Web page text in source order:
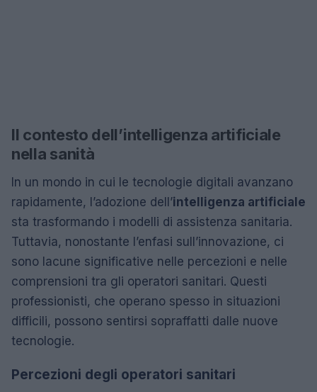
Il contesto dell’intelligenza artificiale
nella sanità
In un mondo in cui le tecnologie digitali avanzano
rapidamente, l’adozione dell’intelligenza artificiale
sta trasformando i modelli di assistenza sanitaria.
Tuttavia, nonostante l’enfasi sull’innovazione, ci
sono lacune significative nelle percezioni e nelle
comprensioni tra gli operatori sanitari. Questi
professionisti, che operano spesso in situazioni
difficili, possono sentirsi sopraffatti dalle nuove
tecnologie.
Percezioni degli operatori sanitari